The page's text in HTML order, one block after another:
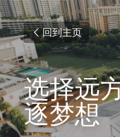
回到主页
选择远
逐梦想